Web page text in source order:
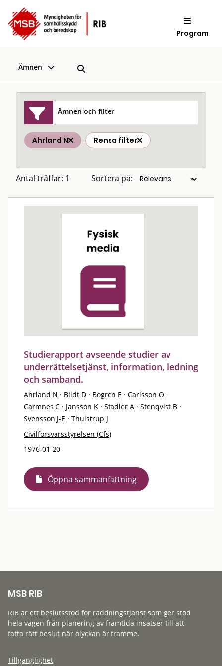
Program
Ämnen
Ämnen och filter
Ahrland N Rensa filter
Antal träffar: 1 Sortera på:
Studierapport avseende studier av
underrättelsetjänst, information, ledning
och samband.
Ahrland N · Bildt D · Bogren E · Carlsson O ·
Carmnes C · Jansson K · Stadler A · Stenqvist B ·
Svensson J-E · Thulstrup J
Civilförsvarsstyrelsen (Cfs)
1976-01-20
Öppna sammanfattning
MSB RIB
RIB är ett beslutsstöd för räddningstjänst som ger stöd
hela vägen från planering av framtida insatser till att
fatta rätt beslut när olyckan är framme.
Tillgänglighet